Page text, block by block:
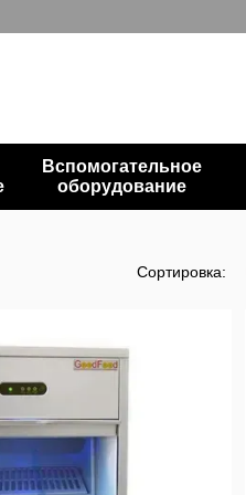
Вспомогательное
оборудование
Сортировка: